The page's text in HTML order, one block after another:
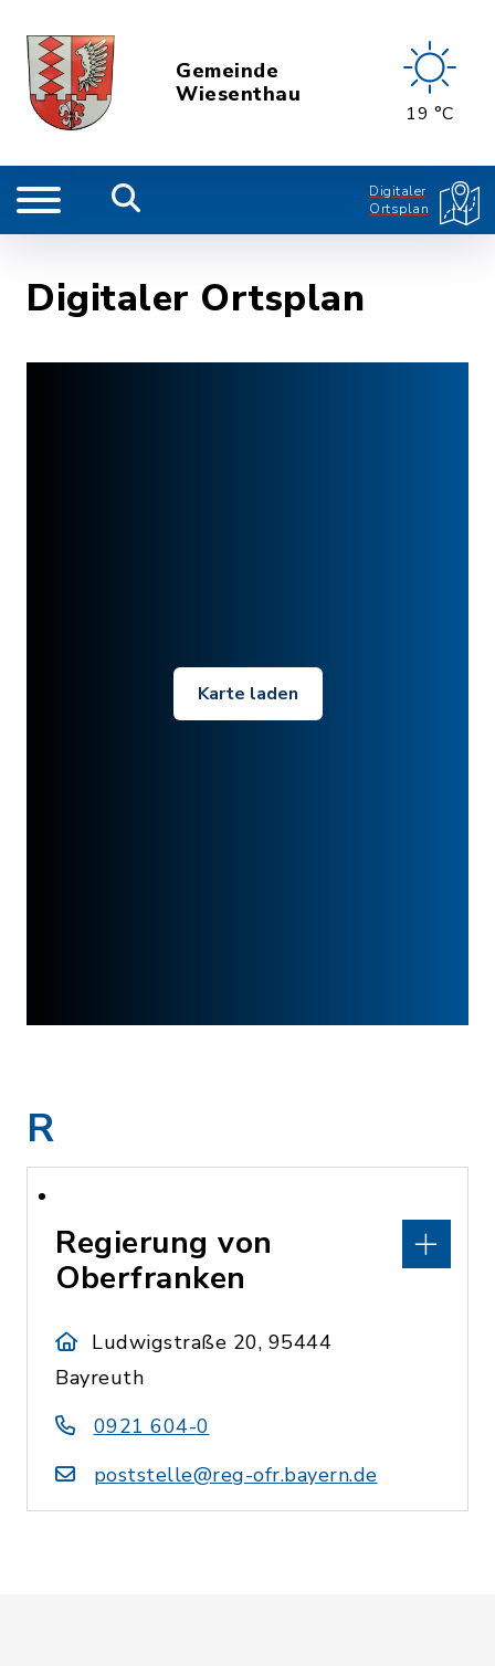
Gemeinde
Wiesenthau
19 °C
Digitaler
Ortsplan
Digitaler Ortsplan
Karte laden
R
Regierung von
Oberfranken
Ludwigstraße 20, 95444
Bayreuth
0921 604-0
poststelle@reg-ofr.bayern.de